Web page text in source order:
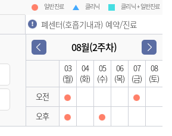
일반진료 클리닉 클리닉 + 일반진료
폐센터(호흡기내과) 예약/진료
08월(2주차)
03
(월)
04
(화)
05
(수)
06
(목)
07
(금)
08
(토)
오전
오후